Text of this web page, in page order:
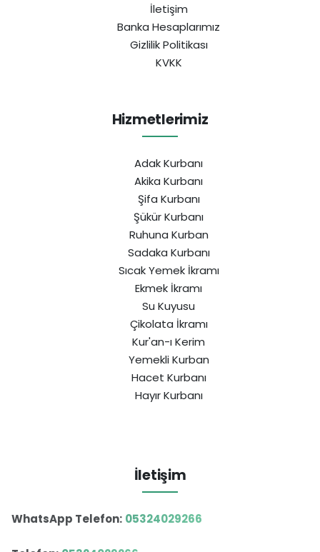
İletişim
Banka Hesaplarımız
Gizlilik Politikası
KVKK
Hizmetlerimiz
Adak Kurbanı
Akika Kurbanı
Şifa Kurbanı
Şükür Kurbanı
Ruhuna Kurban
Sadaka Kurbanı
Sıcak Yemek İkramı
Ekmek İkramı
Su Kuyusu
Çikolata İkramı
Kur'an-ı Kerim
Yemekli Kurban
Hacet Kurbanı
Hayır Kurbanı
İletişim
WhatsApp Telefon: 05324029266